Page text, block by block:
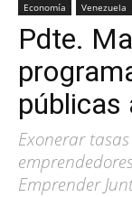
Economía Venezuela
Pdte.
públicas
Exonerar
Emprender